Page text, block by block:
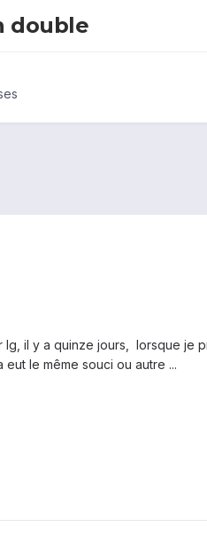
double
lg, il y a quinze jours, lorsque
le même souci ou autre ...